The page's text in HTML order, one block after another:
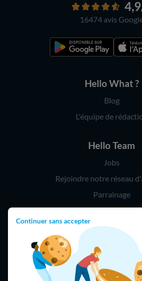
Continuer sans accepter
4,9
16474 avis
Hello What ?
Blog
L'équipe de
Hello Team
Jobs
Rejoindre notre réseau
Parrainage
Hello !
09 75 18 60 60
(8h-
75018 Paris